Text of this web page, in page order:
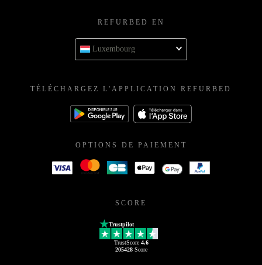
REFURBED EN
Luxembourg
TÉLÉCHARGEZ L'APPLICATION REFURBED
OPTIONS DE PAIEMENT
SCORE
Trustpilot
TrustScore 4.6
205428Score